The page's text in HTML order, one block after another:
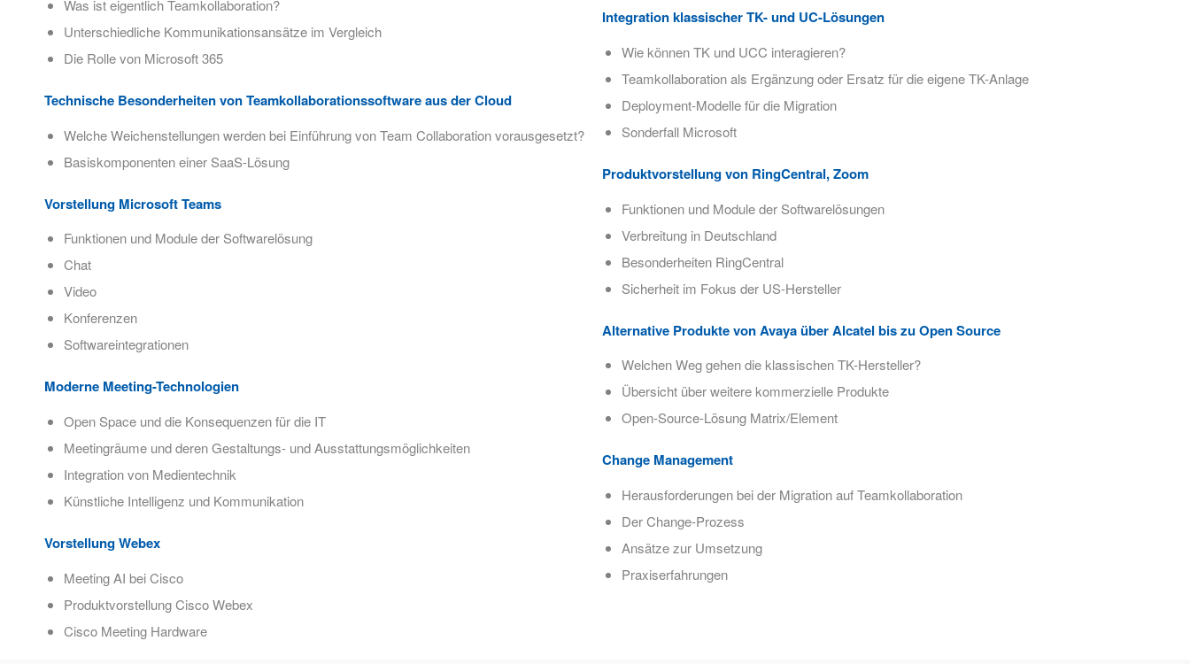
Was ist eigentlich Teamkollaboration?
Unterschiedliche Kommunikationsansätze im Vergleich
Die Rolle von Microsoft 365
Technische Besonderheiten von Teamkollaborationssoftware aus der Cloud
Welche Weichenstellungen werden bei Einführung von Team Collaboration vorausgesetzt?
Basiskomponenten einer SaaS-Lösung
Vorstellung Microsoft Teams
Funktionen und Module der Softwarelösung
Chat
Video
Konferenzen
Softwareintegrationen
Moderne Meeting-Technologien
Open Space und die Konsequenzen für die IT
Meetingräume und deren Gestaltungs- und Ausstattungsmöglichkeiten
Integration von Medientechnik
Künstliche Intelligenz und Kommunikation
Vorstellung Webex
Meeting AI bei Cisco
Produktvorstellung Cisco Webex
Cisco Meeting Hardware
Integration klassischer TK- und UC-Lösungen
Wie können TK und UCC interagieren?
Teamkollaboration als Ergänzung oder Ersatz für die eigene TK-Anlage
Deployment-Modelle für die Migration
Sonderfall Microsoft
Produktvorstellung von RingCentral, Zoom
Funktionen und Module der Softwarelösungen
Verbreitung in Deutschland
Besonderheiten RingCentral
Sicherheit im Fokus der US-Hersteller
Alternative Produkte von Avaya über Alcatel bis zu Open Source
Welchen Weg gehen die klassischen TK-Hersteller?
Übersicht über weitere kommerzielle Produkte
Open-Source-Lösung Matrix/Element
Change Management
Herausforderungen bei der Migration auf Teamkollaboration
Der Change-Prozess
Ansätze zur Umsetzung
Praxiserfahrungen